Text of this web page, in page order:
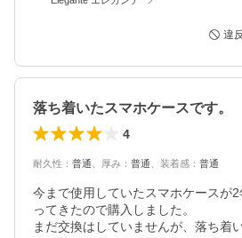
違
落ち着いたスマホケースです。
4
耐久性 ： 普通 厚み ： 普通 装着感 ： 普通
今まで使用していたスマホケースが
ってきたので購入しました。
まだ交換はしていませんが、落ち着